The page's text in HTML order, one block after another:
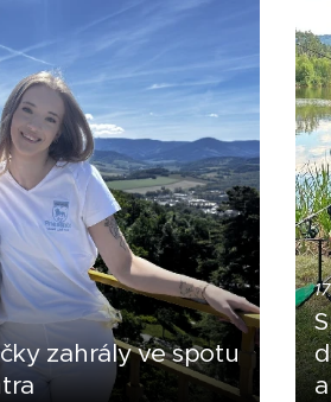
zahrály ve spotu